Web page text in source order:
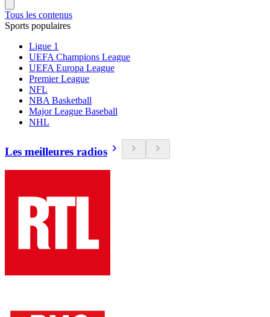
Tous les contenus
Sports populaires
Ligue 1
UEFA Champions League
UEFA Europa League
Premier League
NFL
NBA Basketball
Major League Baseball
NHL
Les meilleures radios